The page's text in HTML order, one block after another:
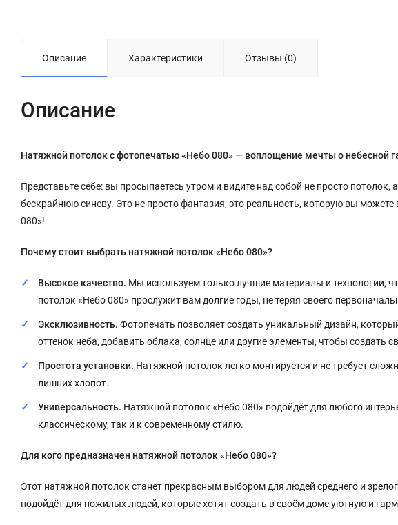
Описание Характеристики Отзывы (0)
Описание
Натяжной потолок с фотопечатью «Небо 080» — воплощение мечты о небесной
Представьте себе: вы просыпаетесь утром и видите над собой не просто
бескрайнюю синеву. Это не просто фантазия, это реальность, которую вы
080»!
Почему стоит выбрать натяжной потолок «Небо 080»?
Высокое качество. Мы используем только лучшие материалы и технологии,
потолок «Небо 080» прослужит вам долгие годы, не теряя своего
Эксклюзивность. Фотопечать позволяет создать уникальный дизайн,
оттенок неба, добавить облака, солнце или другие элементы, чтобы создать
Простота установки. Натяжной потолок легко монтируется и не требует
лишних хлопот.
Универсальность. Натяжной потолок «Небо 080» подойдёт для любого
классическому, так и к современному стилю.
Для кого предназначен натяжной потолок «Небо 080»?
Этот натяжной потолок станет прекрасным выбором для людей среднего и
подойдёт для пожилых людей, которые хотят создать в своём доме уютную и